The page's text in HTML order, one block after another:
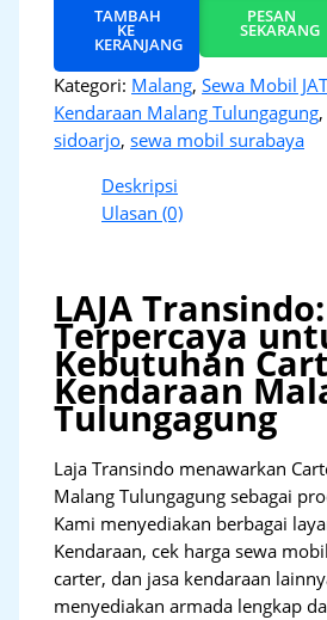
TAMBAH
KE
KERANJANG
PESAN
SEKARANG
Kategori: Malang,Sewa Mobil
Kendaraan Malang Tulungagung
sidoarjo,sewa mobil surabaya
Deskripsi
Ulasan (0)
LAJA
Terpercaya
Kebutuhan
Kendaraan
Tulungagung
Laja Transindo menawarkan
Malang Tulungagung sebagai
Kami menyediakan berbagai
Kendaraan, cek harga sewa
carter, dan jasa kendaraan
menyediakan armada lengkap